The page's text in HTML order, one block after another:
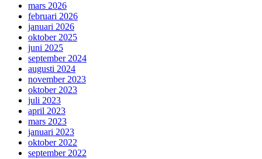
mars 2026
februari 2026
januari 2026
oktober 2025
juni 2025
september 2024
augusti 2024
november 2023
oktober 2023
juli 2023
april 2023
mars 2023
januari 2023
oktober 2022
september 2022